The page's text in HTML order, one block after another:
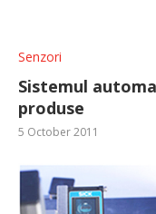
Senzori
Sistemul
produse
5 October 2011